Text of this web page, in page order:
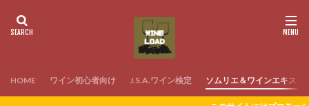
HOME ワイン初心者向け J.S.A.ワイン検定 ソムリエ＆ワインエキスパ